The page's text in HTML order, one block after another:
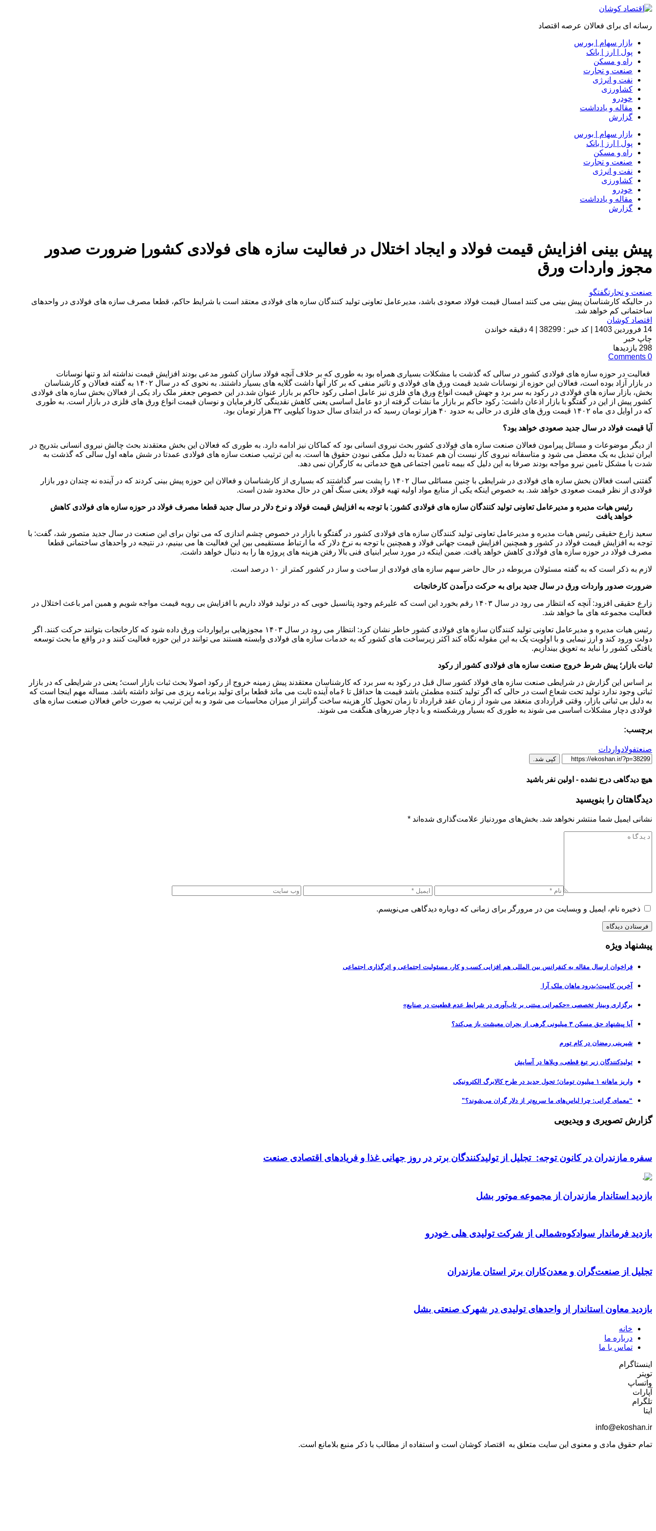
رسانه ای برای فعالان عرصه اقتصاد
بازار سهام | بورس
پول | ارز | بانک
راه و مسکن
صنعت و تجارت
نفت و انرژی
کشاورزی
خودرو
مقاله و یادداشت
گزارش
بازار سهام | بورس
پول | ارز | بانک
راه و مسکن
صنعت و تجارت
نفت و انرژی
کشاورزی
خودرو
مقاله و یادداشت
گزارش
پیش بینی افزایش قیمت فولاد و ایجاد اختلال در فعالیت سازه های فولادی کشور| ضرورت صدور
مجوز واردات ورق
صنعت و تجارتگفتگو
در حالیکه کارشناسان پیش بینی می کنند امسال قیمت فولاد صعودی باشد، مدیرعامل تعاونی تولید کنندگان سازه های فولادی معتقد است با شرایط حاکم، قطعا مصرف سازه های فولادی در واحدهای
ساختمانی کم خواهد شد.
اقتصاد کوشان
14 فروردین 1403
کد خبر : 38299
4 دقیقه خواندن
چاپ خبر
298 بازدیدها
0
Comments
فعالیت در حوزه سازه های فولادی کشور در سالی که گذشت با مشکلات بسیاری همراه بود به طوری که بر خلاف آنچه فولاد سازان کشور مدعی بودند افزایش قیمت نداشته اند و تنها نوسانات
در بازار آزاد بوده است، فعالان این حوزه از نوسانات شدید قیمت ورق های فولادی و تاثیر منفی که بر کار آنها داشت گلایه های بسیار داشتند. به نحوی که در سال ۱۴۰۲ به گفته فعالان و کارشناسان
بخش، بازار سازه های فولادی در رکود به سر برد و جهش قیمت انواع ورق های فلزی نیز عامل اصلی رکود حاکم بر بازار عنوان شد.در این خصوص جعفر ملک راد یکی از فعالان بخش سازه های فولادی
کشور پیش از این در گفتگو با بازار اذعان داشت: رکود حاکم بر بازار ما نشات گرفته از دو عامل اساسی یعنی کاهش نقدینگی کارفرمایان و نوسان قیمت انواع ورق های فلزی در بازار است. به طوری
که در اوایل دی ماه ۱۴۰۲ قیمت ورق های فلزی در حالی به حدود ۴۰ هزار تومان رسید که در ابتدای سال حدودا کیلویی ۳۲ هزار تومان بود.
آیا قیمت فولاد در سال جدید صعودی خواهد بود؟
از دیگر موضوعات و مسائل پیرامون فعالان صنعت سازه های فولادی کشور بحث نیروی انسانی بود که کماکان نیز ادامه دارد. به طوری که فعالان این بخش معتقدند بحث چالش نیروی انسانی بتدریج در
ایران تبدیل به یک معضل می شود و متاسفانه نیروی کار نیست آن هم عمدتا به دلیل مکفی نبودن حقوق ها است. به این ترتیب صنعت سازه های فولادی عمدتا در شش ماهه اول سالی که گذشت به
شدت با مشکل تامین نیرو مواجه بودند صرفا به این دلیل که بیمه تامین اجتماعی هیچ خدماتی به کارگران نمی دهد.
گفتنی است فعالان بخش سازه های فولادی در شرایطی با چنین مسائلی سال ۱۴۰۲ را پشت سر گذاشتند که بسیاری از کارشناسان و فعالان این حوزه پیش بینی کردند که در آینده نه چندان دور بازار
فولادی از نظر قیمت صعودی خواهد شد. به خصوص اینکه یکی از منابع مواد اولیه تهیه فولاد یعنی سنگ آهن در حال محدود شدن است.
رئیس هیات مدیره و مدیرعامل تعاونی تولید کنندگان سازه های فولادی کشور: با توجه به افزایش قیمت فولاد و نرخ دلار در سال جدید قطعا مصرف فولاد در حوزه سازه های فولادی کاهش
خواهد یافت
سعید زارع حقیقی رئیس هیات مدیره و مدیرعامل تعاونی تولید کنندگان سازه های فولادی کشور در گفتگو با بازار در خصوص چشم اندازی که می توان برای این صنعت در سال جدید متصور شد، گفت: با
توجه به افزایش قیمت فولاد در کشور و همچنین افزایش قیمت جهانی فولاد و همچنین با توجه به نرخ دلار که ما ارتباط مستقیمی بین این فعالیت ها می بینیم، در نتیجه در واحدهای ساختمانی قطعا
مصرف فولاد در حوزه سازه های فولادی کاهش خواهد یافت. ضمن اینکه در مورد سایر ابنیای فنی بالا رفتن هزینه های پروژه ها را به دنبال خواهد داشت.
لازم به ذکر است که به گفته مسئولان مربوطه در حال حاضر سهم سازه های فولادی از ساخت و ساز در کشور کمتر از ۱۰ درصد است.
ضرورت صدور واردات ورق در سال جدید برای به حرکت درآمدن کارخانجات
زارع حقیقی افزود: آنچه که انتظار می رود در سال ۱۴۰۳ رقم بخورد این است که علیرغم وجود پتانسیل خوبی که در تولید فولاد داریم با افزایش بی رویه قیمت مواجه شویم و همین امر باعث اختلال در
فعالیت مجموعه های ما خواهد شد.
رئیس هیات مدیره و مدیرعامل تعاونی تولید کنندگان سازه های فولادی کشور خاطر نشان کرد: انتظار می رود در سال ۱۴۰۳ مجوزهایی برایواردات ورق داده شود که کارخانجات بتوانند حرکت کنند. اگر
دولت ورود کند و ارز نیمایی و با اولویت یک به این مقوله نگاه کند اکثر زیرساخت های کشور که به خدمات سازه های فولادی وابسته هستند می توانند در این حوزه فعالیت کنند و در واقع ما بحث توسعه
یافتگی کشور را نباید به تعویق بیندازیم.
ثبات بازار؛ پیش شرط خروج صنعت سازه های فولادی کشور از رکود
بر اساس این گزارش در شرایطی صنعت سازه های فولاد کشور سال قبل در رکود به سر برد که کارشناسان معتقدند پیش زمینه خروج از رکود اصولا بحث ثبات بازار است؛ یعنی در شرایطی که در بازار
ثباتی وجود ندارد تولید تحت شعاع است در حالی که اگر تولید کننده مطمئن باشد قیمت ها حداقل تا ۶ماه آینده ثابت می ماند قطعا برای تولید برنامه ریزی می تواند داشته باشد. مساله مهم اینجا است که
به دلیل بی ثباتی بازار، وقتی قراردادی منعقد می شود از زمان عقد قرارداد تا زمان تحویل کار هزینه ساخت گرانتر از میزان محاسبات می شود و به این ترتیب به صورت خاص فعالان صنعت سازه های
فولادی دچار مشکلات اساسی می شوند به طوری که بسیار ورشکسته و یا دچار ضررهای هنگفت می شوند.
برچسب:
صنعتفولادواردات
کپی شد.
هیچ دیدگاهی درج نشده - اولین نفر باشید
دیدگاهتان را بنویسید
نشانی ایمیل شما منتشر نخواهد شد. بخش‌های موردنیاز علامت‌گذاری شده‌اند *
ذخیره نام، ایمیل و وبسایت من در مرورگر برای زمانی که دوباره دیدگاهی می‌نویسم.
پیشنهاد ویژه
فراخوان ارسال مقاله به کنفرانس بین المللی هم افزایی کسب و کار، مسئولیت اجتماعی و اثرگذاری اجتماعی
آخرین کامیت؛بدرود ماهان ملک آرا
برگزاری وبینار تخصصی «حکمرانی مبتنی بر تاب‌آوری در شرایط عدم قطعیت در صنایع»
آیا پیشنهاد حق مسکن ۳ میلیونی گرهی از بحران معیشت باز می‌کند؟
شیرینی رمضان در کام تورم
تولیدکنندگان زیر تیغ قطعی، ویلاها در آسایش
واریز ماهانه ۱ میلیون تومان؛ تحول جدید در طرح کالابرگ الکترونیکی
“معمای گرانی: چرا لباس‌های ما سریع‌تر از دلار گران می‌شوند؟”
گزارش تصویری و ویدیویی
سفره مازندران در کانون توجه: تجلیل از تولیدکنندگان برتر در روز جهانی غذا و فریادهای اقتصادی صنعت
بازدید استاندار مازندران از مجموعه موتور بشل
بازدید فرماندار سوادکوه‌شمالی از شرکت تولیدی هلی خودرو
تجلیل از صنعت‌گران و معدن‌کاران برتر استان مازندران
بازدید معاون استاندار از واحدهای تولیدی در شهرک صنعتی بشل
خانه
درباره ما
تماس با ما
اینستاگرام
تویتر
واتساپ
آپارات
تلگرام
ایتا
info@ekoshan.ir
تمام حقوق مادی و معنوی این سایت متعلق به اقتصاد کوشان است و استفاده از مطالب با ذکر منبع بلامانع است.